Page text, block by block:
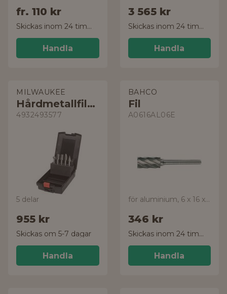
fr. 110 kr
Skickas inom 24 timmar!
Handla
3 565 kr
Skickas inom 24 timmar!
Handla
MILWAUKEE
Hårdmetallfilssats
4932493577
5 delar
955 kr
Skickas om 5-7 dagar
Handla
BAHCO
Fil
A0616AL06E
för aluminium, 6 x 16 x 51 mm
346 kr
Skickas inom 24 timmar!
Handla